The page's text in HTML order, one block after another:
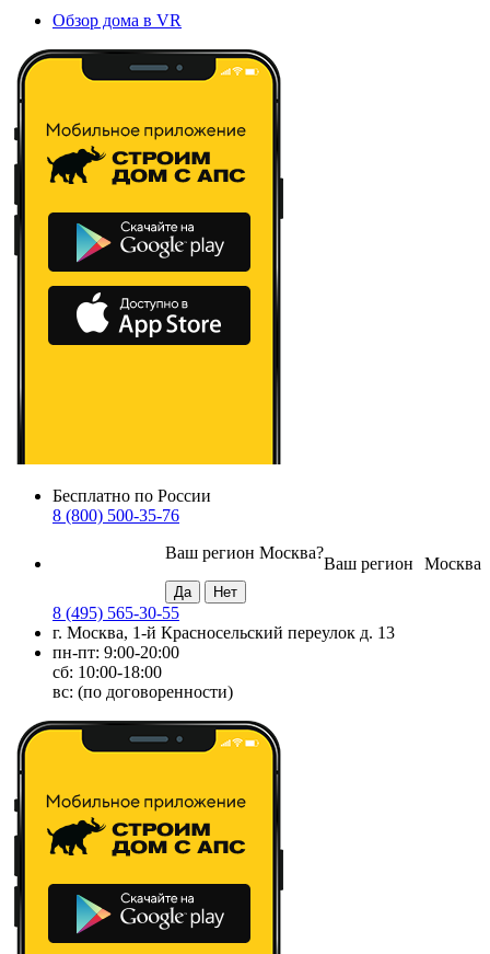
Обзор дома в VR
Бесплатно по России
8 (800) 500-35-76
Москва
Ваш регион
Ваш регион Москва?
8 (495) 565-30-55
г. Москва, 1-й Красносельский переулок д. 13
пн-пт: 9:00-20:00
сб: 10:00-18:00
вс: (по договоренности)